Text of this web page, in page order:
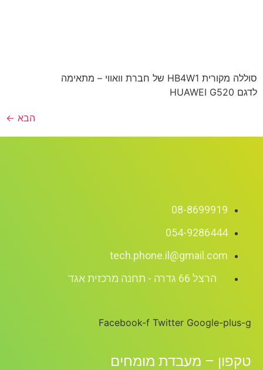
סוללה מקורית HB4W1 של חברת וואווי – מתאימה
לדגם HUAWEI G520
הבא ←
08-8699919
054-9286444
tech.phone.il@gmail.com
הרצל 66 גדרה - תחנה מרכזית אגד
Facebook-f Twitter Google-plus-g
טקפון – מעבדת מומחים